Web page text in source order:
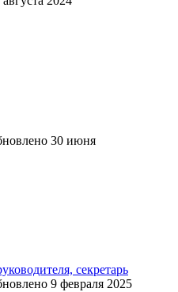
30 июня
секретарь
9 февраля 2025